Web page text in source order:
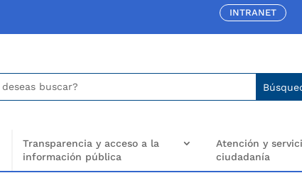
INTRANET
Transparencia y acceso a la
información pública
Atención y
ciudadanía